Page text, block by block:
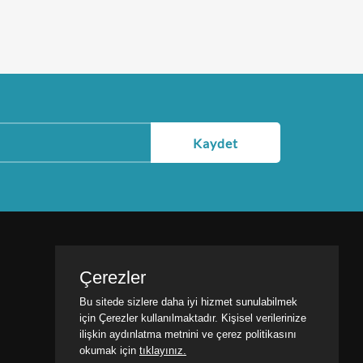
Kaydet
SOSYAL MEDYA
Çerezler
Bu sitede sizlere daha iyi hizmet sunulabilmek
için Çerezler kullanılmaktadır. Kişisel verilerinize
ilişkin aydınlatma metnini ve çerez politikasını
okumak için tıklayınız.